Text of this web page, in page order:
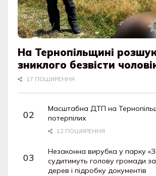
На Тернопільщині
зниклого безвісти
17 ПОШИРЕННЯ
Масштабна ДТП на
потерпілих
12 ПОШИРЕННЯ
Незаконна вирубка у парку
судитимуть голову громади
дерев і підробку документів